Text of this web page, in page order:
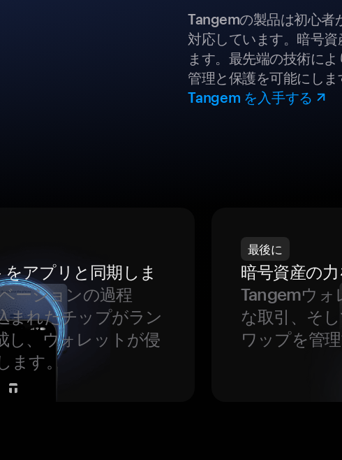
Tangemの製品は初心者
対応しています。暗号
ます。最先端の技術に
管理と保護を可能にしま
Tangem を入手する
アプリと同期しま
ーションの過程
まれたチップがラン
し、ウォレットが侵
ます。
最後に
暗号資産の
Tangemウォ
な取引、そ
ワップを管